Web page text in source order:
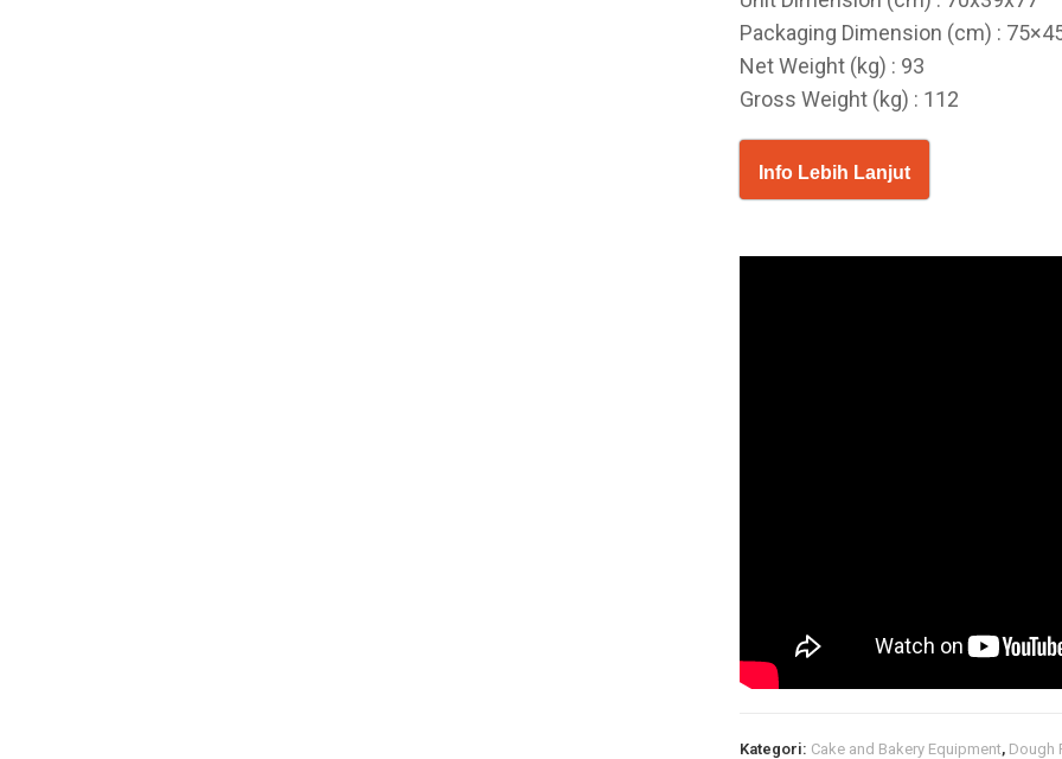
Packaging Dimension (cm) :
Net Weight (kg) : 93
Gross Weight (kg) : 112
Info Lebih Lanjut
Kategori: Cake and Bakery Equipment, Dough